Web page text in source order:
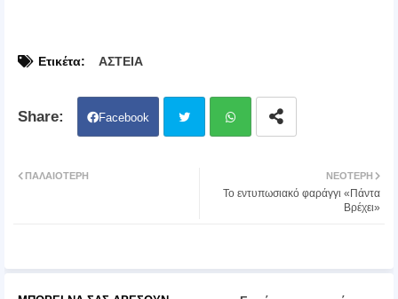
Ετικέτα: ΑΣΤΕΙΑ
Facebook
atsa
ΝΕΌΤΕΡΗ
Το εντυπωσιακό φαράγγι «Πάντα
Βρέχει»
ΠΑΛΑΙΌΤΕΡΗ